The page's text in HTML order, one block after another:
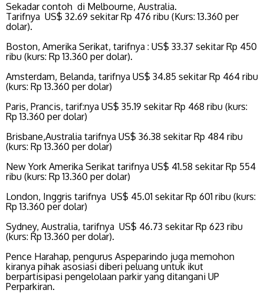
Sekadar contoh di Melbourne, Australia.
Tarifnya US$ 32.69 sekitar Rp 476 ribu (Kurs: 13.360 per
dolar).
Boston, Amerika Serikat, tarifnya : US$ 33.37 sekitar Rp 450
ribu (kurs: Rp 13.360 per dolar).
Amsterdam, Belanda, tarifnya US$ 34.85 sekitar Rp 464 ribu
(kurs: Rp 13.360 per dolar)
Paris, Prancis, tarif:nya US$ 35.19 sekitar Rp 468 ribu (kurs:
Rp 13.360 per dolar)
Brisbane,Australia tarifnya US$ 36.38 sekitar Rp 484 ribu
(kurs: Rp 13.360 per dolar)
New York Amerika Serikat tarifnya US$ 41.58 sekitar Rp 554
ribu (kurs: Rp 13.360 per dolar)
London, Inggris tarifnya US$ 45.01 sekitar Rp 601 ribu (kurs:
Rp 13.360 per dolar)
Sydney, Australia, tarifnya US$ 46.73 sekitar Rp 623 ribu
(kurs: Rp 13.360 per dolar).
Pence Harahap, pengurus Aspeparindo juga memohon
kiranya pihak asosiasi diberi peluang untuk ikut
berpartisipasi pengelolaan parkir yang ditangani UP
Perparkiran.